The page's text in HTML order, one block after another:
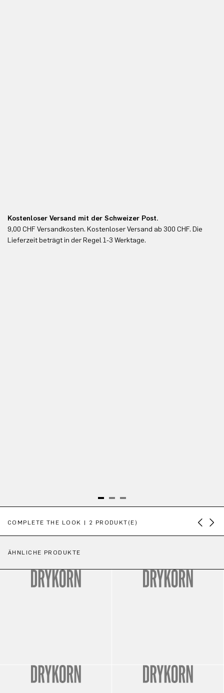
Kostenloser Versand mit der Schweizer Post.
9,00 CHF Versandkosten. Kostenloser Versand ab 300 CHF. Die
Lieferzeit beträgt in der Regel 1-3 Werktage.
COMPLETE THE LOOK | 2 PRODUKT(E)
ÄHNLICHE PRODUKTE